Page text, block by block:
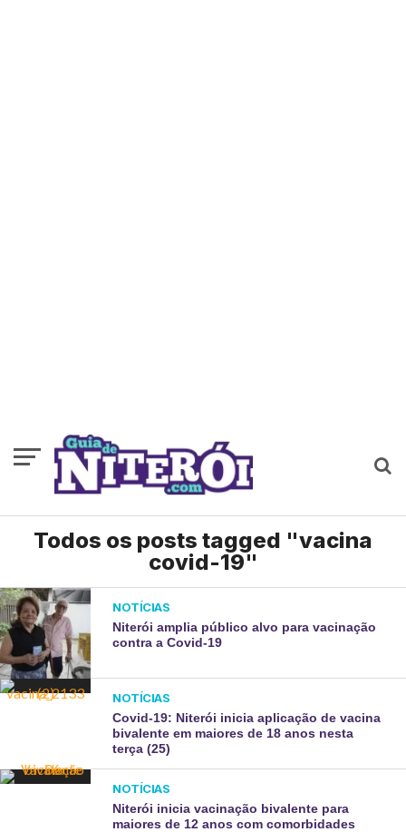
Todos os posts tagged "vacina
covid-19"
NOTÍCIAS
Niterói amplia público alvo para vacinação
contra a Covid-19
NOTÍCIAS
Covid-19: Niterói inicia aplicação de vacina
bivalente em maiores de 18 anos nesta
terça (25)
NOTÍCIAS
Niterói inicia vacinação bivalente para
maiores de 12 anos com comorbidades